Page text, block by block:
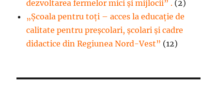
dezvoltarea fermelor mici şi mijlocii” . (2)
„Școala pentru toți – acces la educație de
calitate pentru preșcolari, școlari și cadre
didactice din Regiunea Nord-Vest” (12)